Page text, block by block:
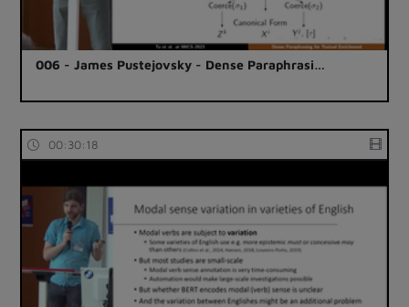
006 - James Pustejovsky - Dense Paraphrasi…
00:30:18